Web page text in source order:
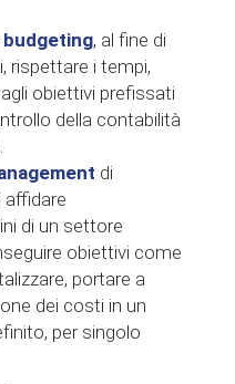
, al fine di
rispettare i tempi,
obiettivi prefissati
della contabilità
di
di un settore
obiettivi come
portare a
dei costi in un
per singolo